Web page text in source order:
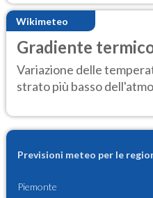
Wikimeteo
Gradiente
Variazione delle
strato più basso
Previsioni meteo per le
Piemonte